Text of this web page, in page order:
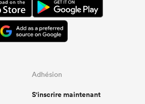
Adhésion
S'inscrire maintenant